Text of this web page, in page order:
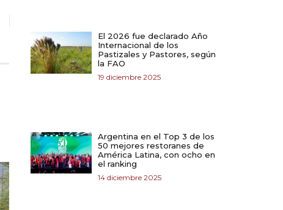
El 2026 fue declarado Año
Internacional de los
Pastizales y Pastores, según
la FAO
19 diciembre 2025
Argentina en el Top 3 de los
50 mejores restoranes de
América Latina, con ocho en
el ranking
14 diciembre 2025